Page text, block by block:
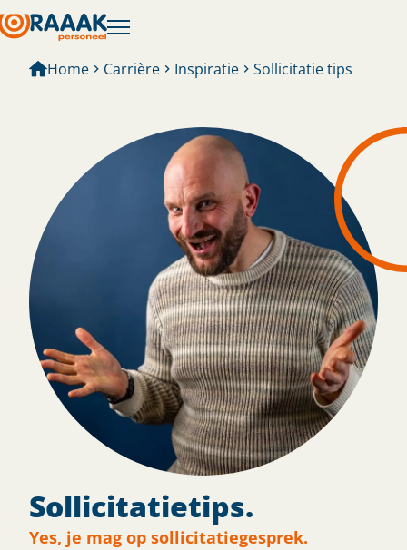
Home Carrière Inspiratie Sollicitatie tips
Sollicitatietips.
Yes, je mag op sollicitatiegesprek.